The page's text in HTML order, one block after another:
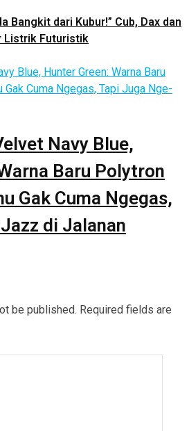
Bangkit dari Kubur!” Cub, Dax dan
Listrik Futuristik
Navy Blue,
Baru Polytron
Gak Cuma Ngegas,
di Jalanan
be published. Required fields are